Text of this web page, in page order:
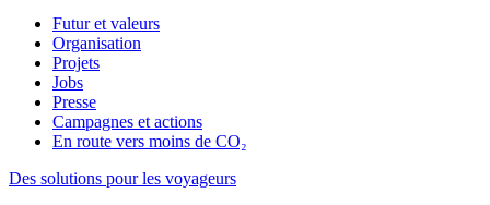
Futur et valeurs
Organisation
Projets
Jobs
Presse
Campagnes et actions
En route vers moins de CO₂
Des solutions pour les voyageurs